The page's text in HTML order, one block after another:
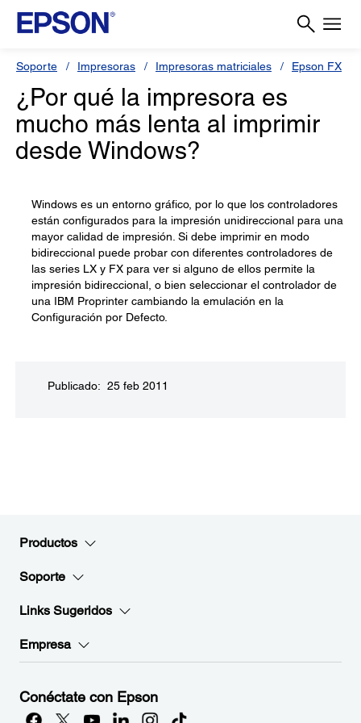
Soporte Impresoras Impresoras matriciales Epson FX
¿Por qué la impresora es
mucho más lenta al imprimir
desde Windows?
Windows es un entorno gráfico, por lo que los controladores
están configurados para la impresión unidireccional para una
mayor calidad de impresión. Si debe imprimir en modo
bidireccional puede probar con diferentes controladores de
las series LX y FX para ver si alguno de ellos permite la
impresión bidireccional, o bien seleccionar el controlador de
una IBM Proprinter cambiando la emulación en la
Configuración por Defecto.
Publicado: 25 feb 2011
Productos
Soporte
Links Sugeridos
Empresa
Conéctate con Epson